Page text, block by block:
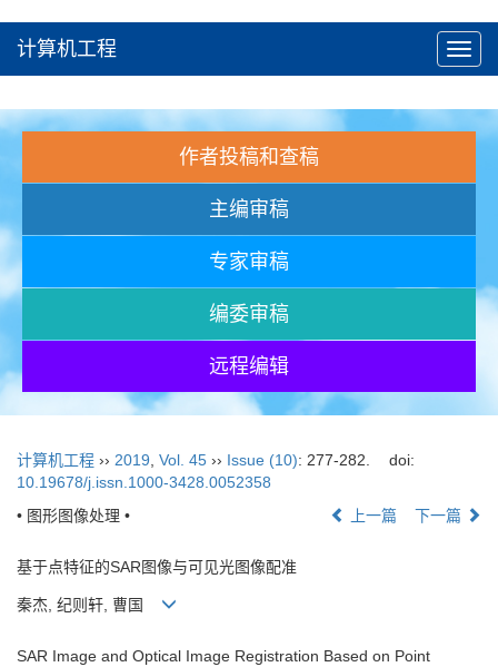
计算机工程
作者投稿和查稿
主编审稿
专家审稿
编委审稿
远程编辑
计算机工程 ›› 2019 Vol. 45 ›› Issue (10): 277-282.
doi:
10.19678/j.issn.1000-3428.0052358
• 图形图像处理 •
上一篇 下一篇
基于点特征的SAR图像与可见光图像配准
秦杰, 纪则轩, 曹国
SAR Image and Optical Image Registration Based on Point